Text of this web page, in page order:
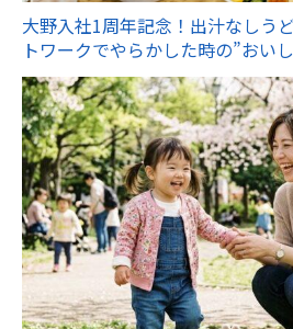
大野入社1周年記念！出汁なしう
トワークでやらかした時の”おい